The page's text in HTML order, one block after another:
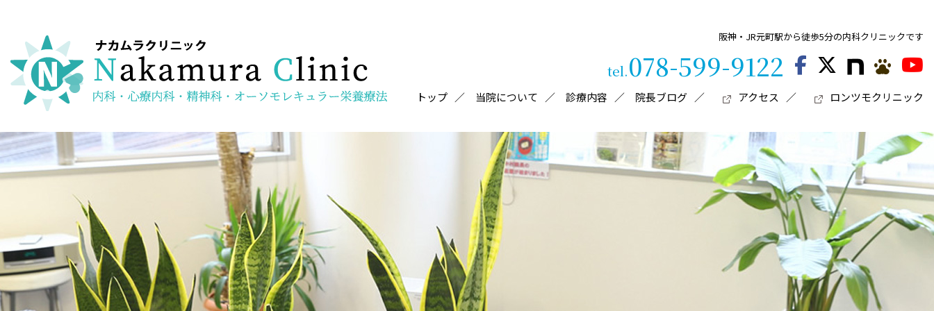
阪神・JR元町駅から徒歩5分の内科クリニックです
tel.078-599-9122
トップ 当院について 診療内容 院長ブログ アクセス ロンツモクリニック